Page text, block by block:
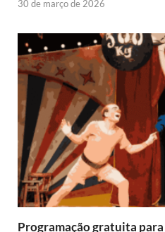
30 de março de 2026
Programação gratuita para